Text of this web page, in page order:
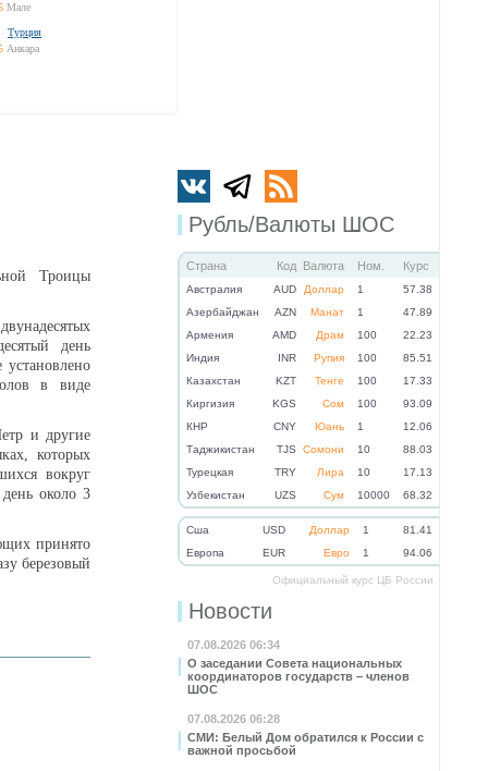
Мале
Турция
Анкара
Рубль/Валюты ШОС
Страна Код Валюта Ном. Курс
Австралия AUD Доллар 1
57.38
Азербайджан
AZN Манат 1
47.89
Армения
AMD Драм 100
22.23
Индия
INR Рупия 100
85.51
Казахстан
KZT Тенге 100
17.33
Киргизия
KGS Сом 100
93.09
КНР
CNY Юань 1
12.06
Таджикистан
TJS Сомони 10
88.03
Турецкая
TRY Лира 10
17.13
Узбекистан
UZS Сум 10000 68.32
Cша USD Доллар 1
81.41
Eвропа
EUR Евро 1 94.06
Официальный курс ЦБ России
Новости
07.08.2026 06:34
О заседании Совета национальных
координаторов государств – членов
ШОС
07.08.2026 06:28
СМИ: Белый Дом обратился к России с
важной просьбой
Троицы
день
в виде
и другие
которых
вокруг
около 3
принято
березовый